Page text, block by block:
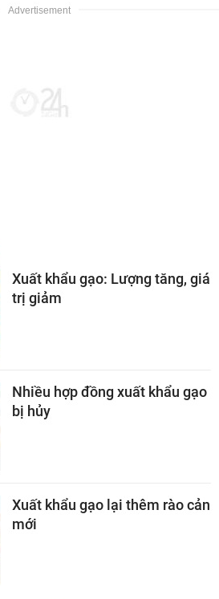
Xuất khẩu gạo: Lượng tăng, giá
trị giảm
Nhiều hợp đồng xuất khẩu gạo
bị hủy
Xuất khẩu gạo lại thêm rào cản
mới